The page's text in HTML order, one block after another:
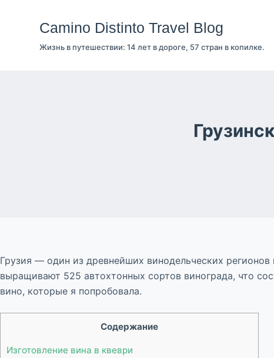
Camino Distinto Travel Blog
Жизнь в путешествии: 14 лет в дороге, 57 стран в копилке.
Грузия — один из древнейших винодельческих
выращивают 525 автохтонных сортов винограда, что
вино, которые я попробовала.
Содержание
Изготовление вина в квеври